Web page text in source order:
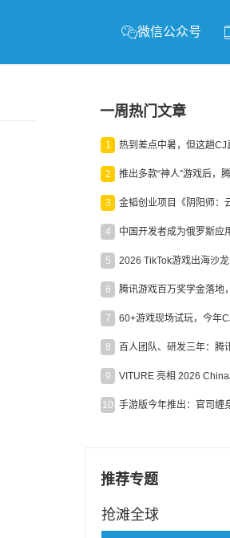
微信公众号
一周热门文章
1 热到差点中暑，但这趟CJ
2
3
4 中国开发者成为俄罗斯应
5
6
7 60+游戏现场试玩，今年
8
9
10
推荐专题
抢滩全球